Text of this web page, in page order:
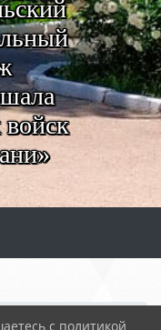
с политикой